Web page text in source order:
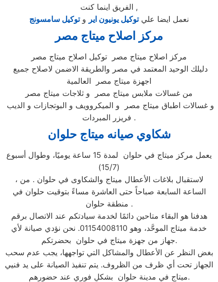
الفريق اينما كنت ,
نعمل ايضا عليتوكيل يونيون اير وتوكيل سامسونج
مركز اصلاح ميتاج مصر
مركز اصلاح ميتاج مصر توكيل اصلاح ميتاج مصر
اجهزة ميتاج مصر العالمية
من غسالات ملابس ميتاج مصر و ثلاجات ميتاج مصر
فريزر المبردات .
شكاوي صيانه ميتاج حلوان
يعمل مركز ميتاج في حلوان لمدة 15 ساعة يوميًا، وطوال أسبوع
(15/7)
، لاستقبال بلاغات الأعطال ميتاج والشكاوى في حلوان . من
الساعة السابعة صباحاً حتى العاشرة مساءً بتوقيت حلوان في
منطقة حلوان .
هدفنا هو البقاء متاحين دائمًا لخدمة سيادتكم عند الاتصال برقم
خدمة ميتاج الموحَّد، وهو 01154008110. نحن نؤدي صيانة لأي
جهاز من جهزة ميتاج في حلوان بحضرتكم.
بغض النظر عن الأعطال والمشاكل التي تواجهها، يجب عدم سحب
الجهاز تحت أي ظرف من الظروف. يتم تنفيذ الصيانة على يد فنيي
ميتاج في مدينة حلوان بشكلٍ فوري عند حضورهم.